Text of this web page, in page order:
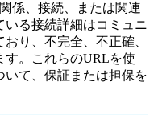
係、接続、または関連
る接続詳細はコミュニ
り、不完全、不正確、
す。これらのURLを使
いて、保証または担保を